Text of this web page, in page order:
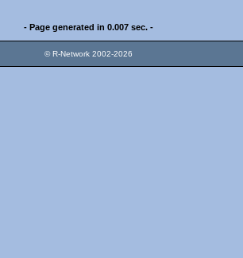
- Page generated in 0.007 sec. -
© R-Network 2002-2026